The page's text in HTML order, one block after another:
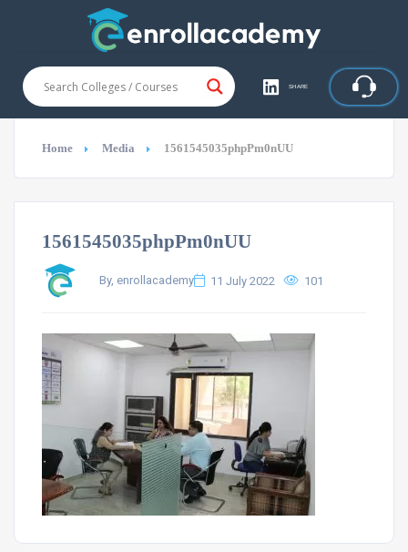
SHARE
Home Media 1561545035phpPm0nUU
1561545035phpPm0nUU
By, enrollacademy 11 July 2022 101